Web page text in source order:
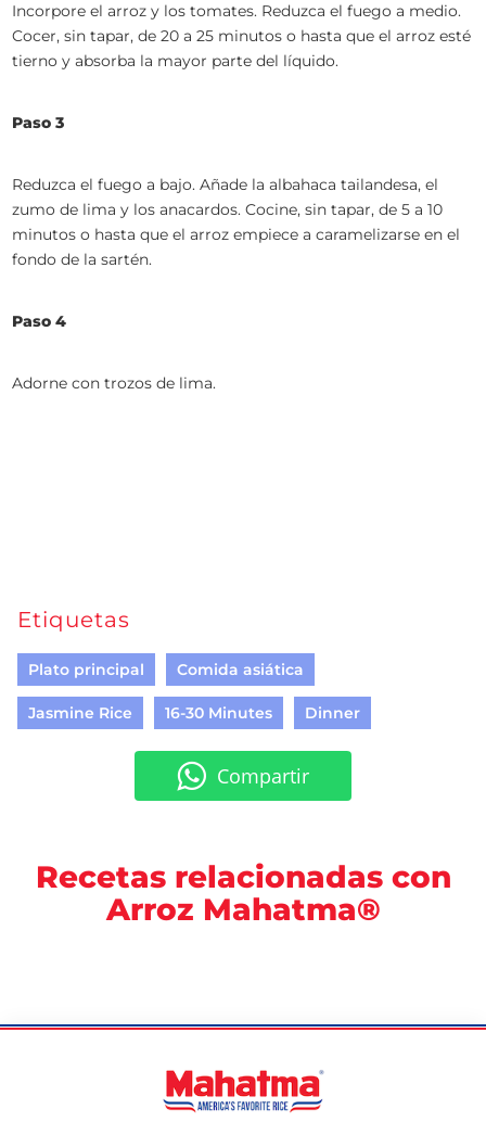
Incorpore el arroz y los tomates. Reduzca el fuego a medio.
Cocer, sin tapar, de 20 a 25 minutos o hasta que el arroz esté
tierno y absorba la mayor parte del líquido.
Paso 3
Reduzca el fuego a bajo. Añade la albahaca tailandesa, el
zumo de lima y los anacardos. Cocine, sin tapar, de 5 a 10
minutos o hasta que el arroz empiece a caramelizarse en el
fondo de la sartén.
Paso 4
Adorne con trozos de lima.
Etiquetas
Plato principal Comida asiática
Jasmine Rice 16-30 Minutes Dinner
Compartir
Recetas relacionadas con
Arroz Mahatma®